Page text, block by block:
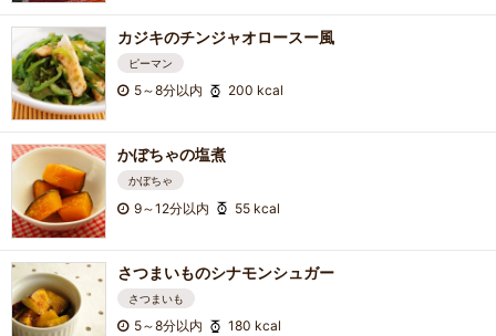
カジキのチンジャオロースー風
ピーマン
5～8分以内 200 kcal
かぼちゃの塩煮
かぼちゃ
9～12分以内 55 kcal
さつまいものシナモンシュガー
さつまいも
5～8分以内 180 kcal